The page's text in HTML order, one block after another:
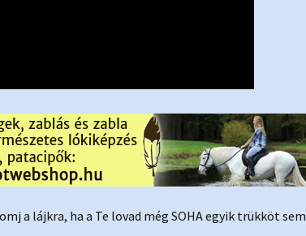
a lájkra, ha a Te lovad még SOHA egyik trükköt sem